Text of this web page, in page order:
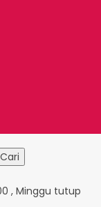
Cari
, Minggu tutup